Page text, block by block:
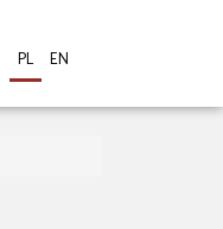
PL EN